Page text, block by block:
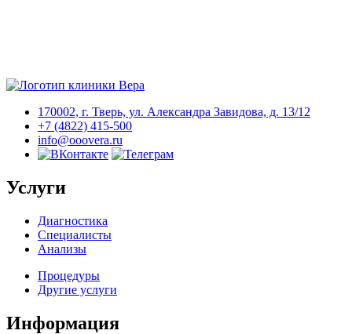
170002, г. Тверь, ул. Александра Завидова, д. 13/12
+7 (4822) 415-500
info@ooovera.ru
Услуги
Диагностика
Специалисты
Анализы
Процедуры
Другие услуги
Информация